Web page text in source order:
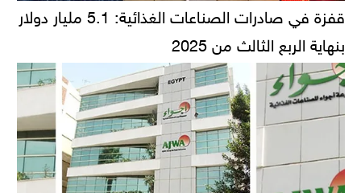
قفزة في صادرات الصناعات الغذائية: 5.1 مليار دولار
بنهاية الربع الثالث من 2025